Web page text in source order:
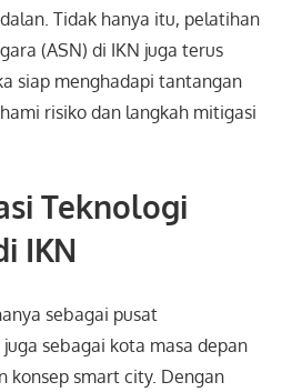
Tidak hanya itu, pelatihan
(ASN) di IKN juga terus
siap menghadapi tantangan
risiko dan langkah mitigasi
Teknologi
IKN
sebagai pusat
sebagai kota masa depan
konsep smart city. Dengan